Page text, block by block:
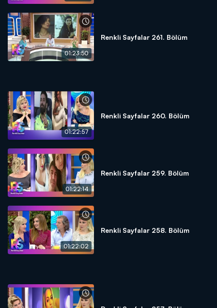
01:23:50
Renkli Sayfalar 261. Bölüm
01:22:57
Renkli Sayfalar 260. Bölüm
01:22:14
Renkli Sayfalar 259. Bölüm
01:22:02
Renkli Sayfalar 258. Bölüm